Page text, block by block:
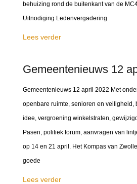
behuizing rond de buitenkant van de
Uitnodiging Ledenvergadering
Lees verder
Gemeentenieuws 12
Gemeentenieuws 12 april 2022 Met
openbare ruimte, senioren en veiligheid,
idee, vergroening winkelstraten,
Pasen, politiek forum, aanvragen van
op 14 en 21 april. Het Kompas van
goede
Lees verder